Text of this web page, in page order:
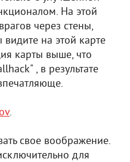
На этой
через стены,
на этой карте
карты выше, что
, в результате
.
свое воображение.
для